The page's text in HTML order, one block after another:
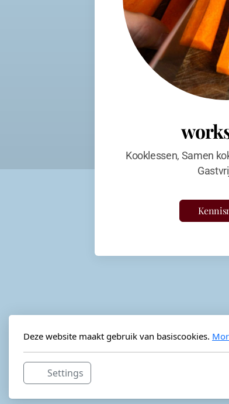
Kooklessen, Samen
Deze website maakt gebruik van basiscookies.
Settings